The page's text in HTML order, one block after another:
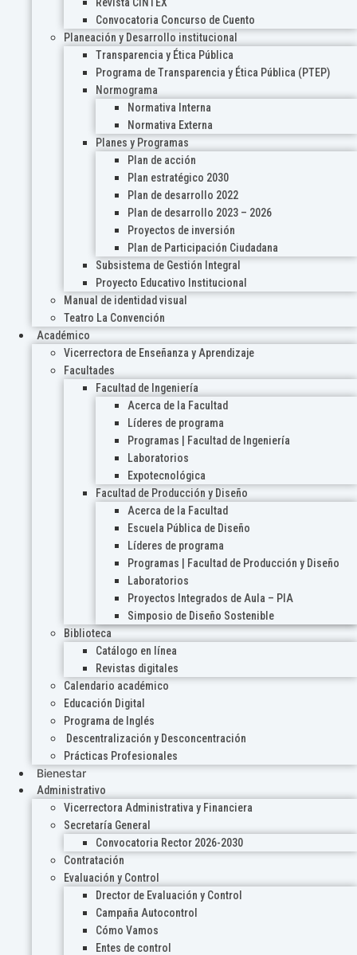
Revista CINTEX
Convocatoria Concurso de Cuento
Planeación y Desarrollo institucional
Transparencia y Ética Pública
Programa de Transparencia y Ética Pública (PTEP)
Normograma
Normativa Interna
Normativa Externa
Planes y Programas
Plan de acción
Plan estratégico 2030
Plan de desarrollo 2022
Plan de desarrollo 2023 – 2026
Proyectos de inversión
Plan de Participación Ciudadana
Subsistema de Gestión Integral
Proyecto Educativo Institucional
Manual de identidad visual
Teatro La Convención
Académico
Vicerrectora de Enseñanza y Aprendizaje
Facultades
Facultad de Ingeniería
Acerca de la Facultad
Líderes de programa
Programas | Facultad de Ingeniería
Laboratorios
Expotecnológica
Facultad de Producción y Diseño
Acerca de la Facultad
Escuela Pública de Diseño
Líderes de programa
Programas | Facultad de Producción y Diseño
Laboratorios
Proyectos Integrados de Aula – PIA
Simposio de Diseño Sostenible
Biblioteca
Catálogo en línea
Revistas digitales
Calendario académico
Educación Digital
Programa de Inglés
Descentralización y Desconcentración
Prácticas Profesionales
Bienestar
Administrativo
Vicerrectora Administrativa y Financiera
Secretaría General
Convocatoria Rector 2026-2030
Contratación
Evaluación y Control
Drector de Evaluación y Control
Campaña Autocontrol
Cómo Vamos
Entes de control